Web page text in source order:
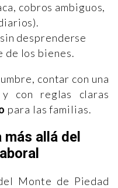
cobros ambiguos,
desprenderse
los bienes.
contar con una
con reglas claras
para las familias.
allá del
Monte de Piedad